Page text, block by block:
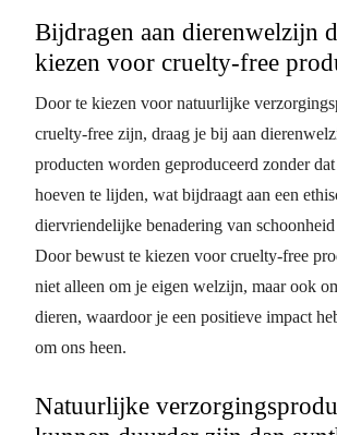
Bijdragen aan dierenwelzijn
kiezen voor cruelty-free
Door te kiezen voor natuurlijke
cruelty-free zijn, draag je bij aan
producten worden geproduceerd zonder
hoeven te lijden, wat bijdraagt aan een
diervriendelijke benadering van
Door bewust te kiezen voor cruelty-free
niet alleen om je eigen welzijn, maar ook
dieren, waardoor je een positieve impact
om ons heen.
Natuurlijke